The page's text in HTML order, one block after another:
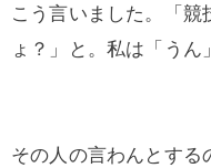
こう言いました。「競
ょ？」と。私は「うん
その人の言わんとす